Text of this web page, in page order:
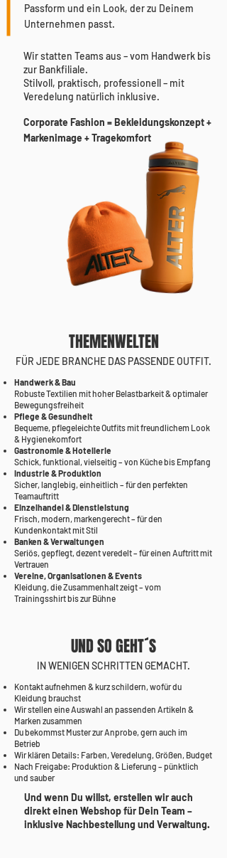
Wir statten Teams aus – vom Handwerk bis
zur Bankfiliale.
Stilvoll, praktisch, professionell – mit
Veredelung natürlich inklusive.
Corporate Fashion = Bekleidungskonzept +
Markenimage + Tragekomfort
Passform und ein Look, der zu Deinem
Unternehmen passt.
THEMENWELTEN
FÜR JEDE BRANCHE DAS PASSENDE OUTFIT.
Handwerk & Bau
Robuste Textilien mit hoher Belastbarkeit & optimaler
Bewegungsfreiheit
Pflege & Gesundheit
Bequeme, pflegeleichte Outfits mit freundlichem Look
& Hygienekomfort
Gastronomie & Hotellerie
Schick, funktional, vielseitig – von Küche bis Empfang
Industrie & Produktion
Sicher, langlebig, einheitlich – für den perfekten
Teamauftritt
Einzelhandel & Dienstleistung
Frisch, modern, markengerecht – für den
Kundenkontakt mit Stil
Banken & Verwaltungen
Seriös, gepflegt, dezent veredelt – für einen Auftritt mit
Vertrauen
Vereine, Organisationen & Events
Kleidung, die Zusammenhalt zeigt – vom
Trainingsshirt bis zur Bühne
UND SO GEHT´S
IN WENIGEN SCHRITTEN GEMACHT.
Kontakt aufnehmen & kurz schildern, wofür du
Kleidung brauchst
Wir stellen eine Auswahl an passenden Artikeln &
Marken zusammen
Du bekommst Muster zur Anprobe, gern auch im
Betrieb
Wir klären Details: Farben, Veredelung, Größen, Budget
Nach Freigabe: Produktion & Lieferung – pünktlich
und sauber
​Und wenn Du willst, erstellen wir auch
direkt einen Webshop für Dein Team –
inklusive Nachbestellung und Verwaltung.